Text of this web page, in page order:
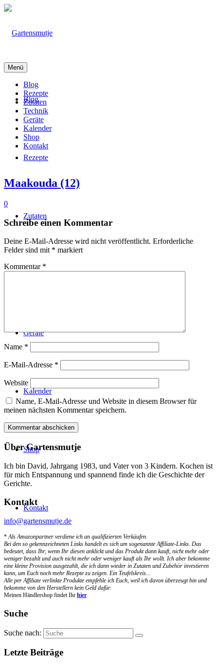
Blog
Rezepte
Zutaten
Technik
Geräte
Kalender
Shop
Kontakt
Menü
Blog
Rezepte
Zutaten
Technik
Geräte
Kalender
Shop
Kontakt
Maakouda (12)
0
Schreibe einen Kommentar
Deine E-Mail-Adresse wird nicht veröffentlicht. Erforderliche
Felder sind mit * markiert
Kommentar *
Name *
E-Mail-Adresse *
Website
Name, E-Mail-Adresse und Website in diesem Browser für
meinen nächsten Kommentar speichern.
Über Gartensmutje
Ich bin David, Jahrgang 1983, und Vater von 3 Kindern. Kochen ist
für mich Entspannung und spannend finde ich die Geschichte der
Gerichte.
Kontakt
info@gartensmutje.de
*Als Amazonpartner verdiene ich an qualifizierten Verkäufen.
Bei den so gekennzeichneten Links handelt es sich um sogenannte Affiliate-Links. Das
bedeutet, dass Ihr, wenn Ihr diesen anklickt und das Produkt dann kauft, nicht mehr oder
weniger bezahlt und auch nicht mehr oder weniger kauft als Ihr wollt. Ich aber bekomme
eine kleine Provision ausgezahlt, die ich dann wieder in Zutaten und Zubehör investieren
kann, um Euch noch mehr Rezepte zu zeigen. Ein Teufelskreis...
Alle per Affiliate verlinkte Produkte empfehle ich Euch, weil ich davon überzeugt bin und
bekomme von den Herstellern kein Geld dafür.
Meinen Händlershop findet Ihr hier
Suche
Suche nach:
Letzte Beiträge